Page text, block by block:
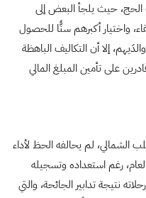
الحج، حيث يلجأ البعض إلى
واختيار أكبرهم سنًّا للحصول
إلا أن التكاليف الباهظة
على تأمين المبلغ المالي
الشمالي، لم يحالفه الحظ لأداء
رغم استعداده وتسجيله
توقفت رحلاته نتيجة تدابير الجائحة، والتي